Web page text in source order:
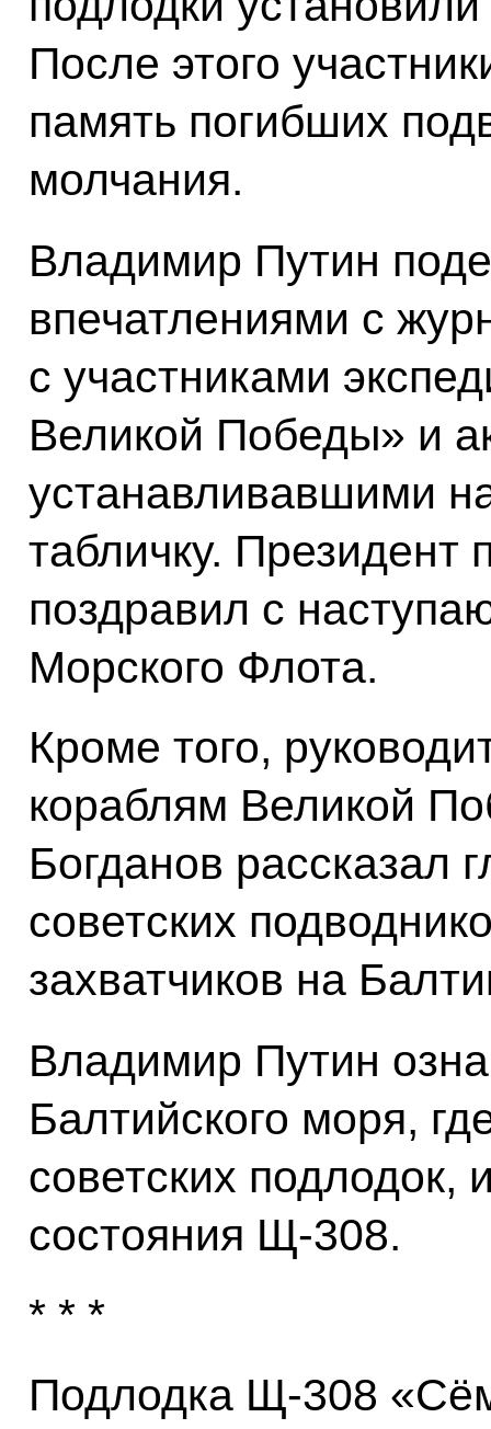
После этого
память погибших
молчания.
Владимир Путин
впечатлениями с
с участниками
Великой Победы» и
устанавливавшими
табличку. Президент
поздравил с
Морского Флота.
Кроме того,
кораблям Великой
Богданов рассказал
советских
захватчиков на
Владимир Путин
Балтийского моря,
советских
состояния Щ-308.
* * *
Подлодка Щ-308